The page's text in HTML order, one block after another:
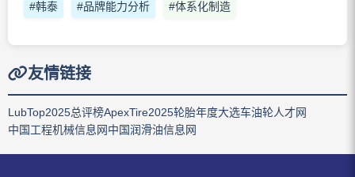
#韩泰 #品牌能力分析 #体系化制造
友情链接
LubTop2025总评榜ApexTire2025轮胎年度大选车油轮人才网
中国工程机械信息网中国润滑油信息网